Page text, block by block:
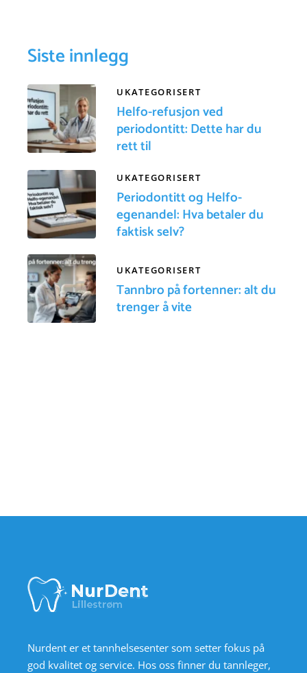
Siste innlegg
UKATEGORISERT
Helfo-refusjon ved
periodontitt: Dette har du
rett til
UKATEGORISERT
Periodontitt og Helfo-
egenandel: Hva betaler du
faktisk selv?
UKATEGORISERT
Tannbro på fortenner: alt du
trenger å vite
Nurdent er et tannhelsesenter som setter fokus på
god kvalitet og service. Hos oss finner du tannleger,